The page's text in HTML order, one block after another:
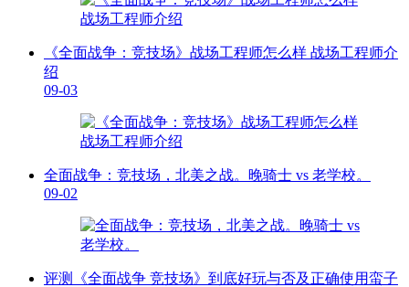
《全面战争：竞技场》战场工程师怎么样 战场工程师介
绍
09-03
全面战争：竞技场，北美之战。晚骑士 vs 老学校。
09-02
评测《全面战争 竞技场》到底好玩与否及正确使用蛮子